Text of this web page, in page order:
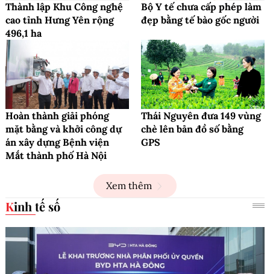
Thành lập Khu Công nghệ
cao tỉnh Hưng Yên rộng
496,1 ha
Bộ Y tế chưa cấp phép làm
đẹp bằng tế bào gốc người
Hoàn thành giải phóng
mặt bằng và khởi công dự
án xây dựng Bệnh viện
Mắt thành phố Hà Nội
Thái Nguyên đưa 149 vùng
chè lên bản đồ số bằng
GPS
Xem thêm
Kinh tế số